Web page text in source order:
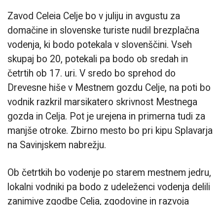
Zavod Celeia Celje bo v juliju in avgustu za
domačine in slovenske turiste nudil brezplačna
vodenja, ki bodo potekala v slovenščini. Vseh
skupaj bo 20, potekali pa bodo ob sredah in
četrtih ob 17. uri. V sredo bo sprehod do
Drevesne hiše v Mestnem gozdu Celje, na poti bo
vodnik razkril marsikatero skrivnost Mestnega
gozda in Celja. Pot je urejena in primerna tudi za
manjše otroke. Zbirno mesto bo pri kipu Splavarja
na Savinjskem nabrežju.
Ob četrtkih bo vodenje po starem mestnem jedru,
lokalni vodniki pa bodo z udeleženci vodenja delili
zanimive zgodbe Celja, zgodovine in razvoja